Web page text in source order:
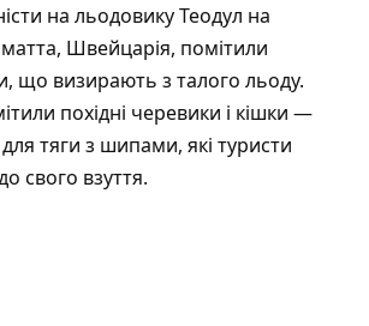
на льодовику Теодул на
Швейцарія, помітили
що визирають з талого льоду.
похідні черевики і кішки —
тяги з шипами, які туристи
свого взуття.